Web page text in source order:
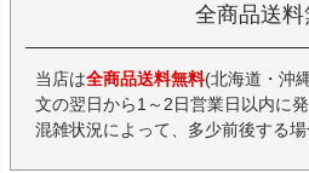
全商品送料
当店は全商品送料無料(北海道・沖
文の翌日から1～2日営業日以内に
混雑状況によって、多少前後する場